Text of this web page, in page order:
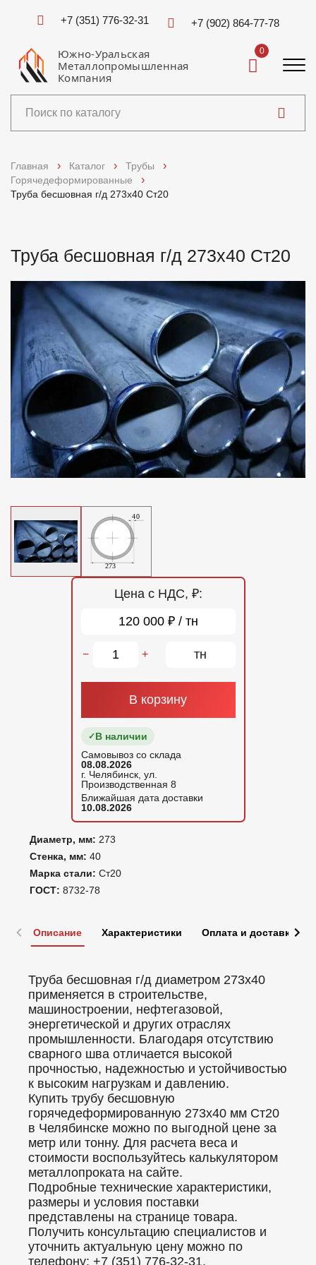
+7 (351) 776-32-31 +7 (902) 864-77-78
Южно-Уральская
Металлопромышленная
Компания
0
Услуги
Доставка и оплата
О компании
Отзывы
Контакты
Главная Каталог
Трубы
Горячедеформированные
Труба бесшовная г/д 273х40 Ст20
Труба бесшовная г/д 273х40 Ст20
Диаметр, мм: 273
Стенка, мм: 40
Марка стали: Ст20
ГОСТ: 8732-78
Цена с НДС, ₽:
120 000 ₽ / тн
− + тн
В корзину
В наличии
Самовывоз со склада
08.08.2026
г. Челябинск, ул.
Производственная 8
Ближайшая дата доставки
10.08.2026
Описание Характеристики Оплата и доставка
Труба бесшовная г/д диаметром 273x40
применяется в строительстве,
машиностроении, нефтегазовой,
энергетической и других отраслях
промышленности. Благодаря отсутствию
сварного шва отличается высокой
прочностью, надежностью и устойчивостью
к высоким нагрузкам и давлению.
Купить трубу бесшовную
горячедеформированную 273x40 мм Ст20
в Челябинске можно по выгодной цене за
метр или тонну. Для расчета веса и
стоимости воспользуйтесь калькулятором
металлопроката на сайте.
Подробные технические характеристики,
размеры и условия поставки
представлены на странице товара.
Получить консультацию специалистов и
уточнить актуальную цену можно по
телефону: +7 (351) 776-32-31.